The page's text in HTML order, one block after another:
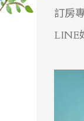
訂房
LINE